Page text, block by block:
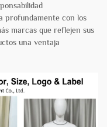
profundamente con los
marcas que reflejen sus
una ventaja